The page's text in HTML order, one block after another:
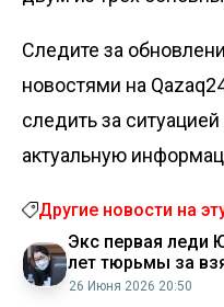
Следите за
новостями на
следить за
актуальную
Другие новости на
Экс первая леди
лет тюрьмы за
26 Июня 2026 20:50